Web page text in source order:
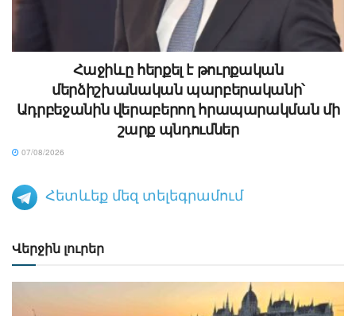
Հաջիևը հերքել է թուրքական
մերձիշխանական պարբերականի՝
Ադրբեջանին վերաբերող հրապարակման մի
շարք պնդումներ
07/08/2026
Հետևեք մեզ տելեգրամում
Վերջին լուրեր